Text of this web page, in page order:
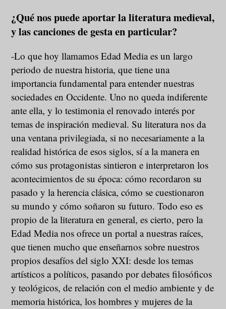
¿Qué nos puede aportar la literatura medieval,
y las canciones de gesta en particular?
-Lo que hoy llamamos Edad Media es un largo
periodo de nuestra historia, que tiene una
importancia fundamental para entender nuestras
sociedades en Occidente. Uno no queda indiferente
ante ella, y lo testimonia el renovado interés por
temas de inspiración medieval. Su literatura nos da
una ventana privilegiada, si no necesariamente a la
realidad histórica de esos siglos, sí a la manera en
cómo sus protagonistas sintieron e interpretaron los
acontecimientos de su época: cómo recordaron su
pasado y la herencia clásica, cómo se cuestionaron
su mundo y cómo soñaron su futuro. Todo eso es
propio de la literatura en general, es cierto, pero la
Edad Media nos ofrece un portal a nuestras raíces,
que tienen mucho que enseñarnos sobre nuestros
propios desafíos del siglo XXI: desde los temas
artísticos a políticos, pasando por debates filosóficos
y teológicos, de relación con el medio ambiente y de
memoria histórica, los hombres y mujeres de la